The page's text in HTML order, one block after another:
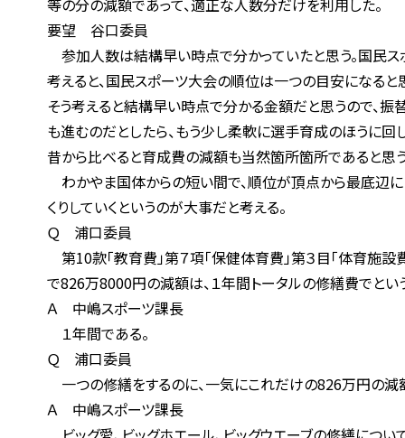
等の分の減額であって、適正な人数分だけを利用した。
要望 谷口委員
参加人数は結構早い時点で分かっていたと思う。国民ス
考えると、国民スポーツ大会の順位は一つの目安になると
そう考えると結構早い時点で分かる金額だと思うので、振
も進むのだとしたら、もう少し柔軟に選手育成のほうに回
昔から比べると育成費の減額も当然箇所箇所であると思う
わかやま国体からの短い間で、順位が頂点から最底辺にま
くりしていくというのが大事だと考える。
Ｑ 浦口委員
第10款「教育費」第７項「保健体育費」第３目「体育施設費
で826万8000円の減額は、１年間トータルの修繕費でとい
Ａ 中嶋スポーツ課長
１年間である。
Ｑ 浦口委員
一つの修繕をするのに、一気にこれだけの826万円の減額
Ａ 中嶋スポーツ課長